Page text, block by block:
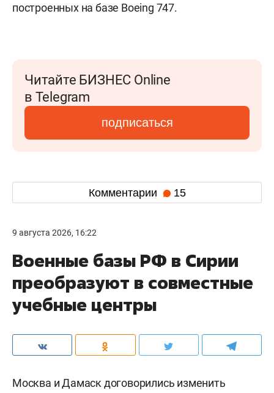
построенных на базе Boeing 747.
Читайте БИЗНЕС Online
в Telegram
подписаться
Комментарии 15
9 августа 2026, 16:22
Военные базы РФ в Сирии
преобразуют в совместные
учебные центры
Москва и Дамаск договорились изменить